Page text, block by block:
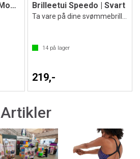
Speedo Badehette Moulded Brilleetui Speedo | Svart
14på lager
219,-
Artikler